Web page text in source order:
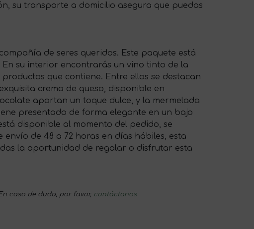
su transporte a domicilio asegura que puedas
de seres queridos. Este paquete está
su interior encontrarás un vino tinto de la
que contiene. Entre ellos se destacan
crema de queso, disponible en
aportan un toque dulce, y la mermelada
presentado de forma elegante en un bajo
disponible al momento del pedido, se
de 48 a 72 horas en días hábiles, esta
la oportunidad de regalar o disfrutar esta
caso de duda, por favor, contáctanos